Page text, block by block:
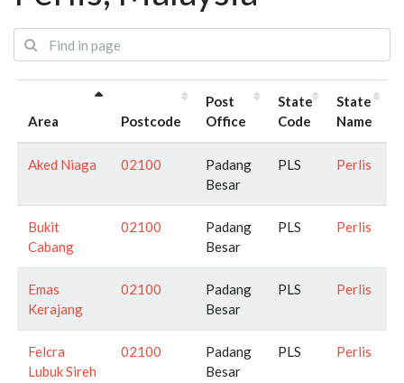
Area Postcode
Post
Office
State
Code
State
Name
Aked Niaga 02100
Padang
Besar
PLS Perlis
Bukit
Cabang
02100
Padang
Besar
PLS Perlis
Emas
Kerajang
02100
Padang
Besar
PLS Perlis
Felcra
Lubuk Sireh
02100
Padang
Besar
PLS Perlis